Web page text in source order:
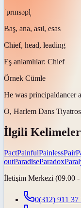
ˈprɪnsəpl̩
Baş, ana, asıl, esas
Chief, head, leading
Eş anlamlılar: Chief
Örnek Cümle
He was principaldancer
O, Harlem Dans
İlgili Kelimeler
PactPainfulPainlessPair
outParadiseParadox
İletişim Merkezi (09.00 -
0(312) 911 37